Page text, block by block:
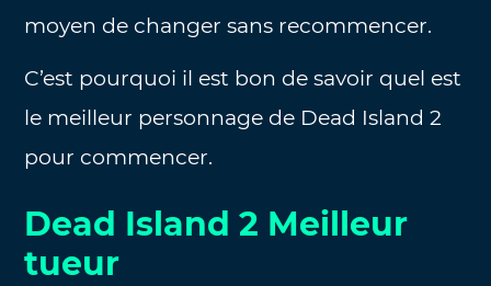
moyen de changer sans recommencer.
C’est pourquoi il est bon de savoir quel est
le meilleur personnage de Dead Island 2
pour commencer.
Dead Island 2 Meilleur
tueur